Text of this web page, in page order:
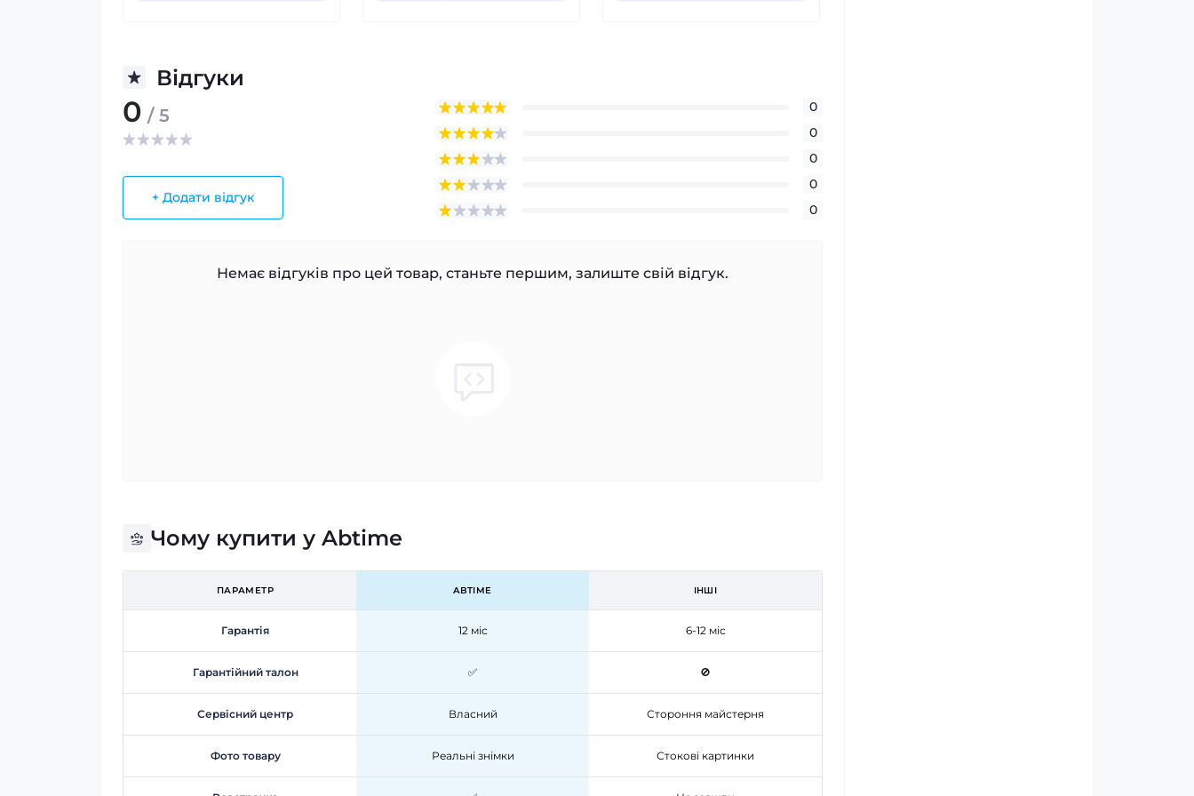
Відгуки
0 / 5
+ Додати відгук
0
0
0
0
0
Немає відгуків про цей товар, станьте першим, залиште свій відгук.
Чому купити у Abtime
ПАРАМЕТР ABTIME ІНШІ
Гарантія 12 міс 6-12 міс
Гарантійний талон ✅ 🚫
Сервісний центр Власний Стороння майстерня
Фото товару Реальні знімки Стокові картинки